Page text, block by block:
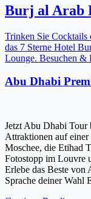
Burj al Arab
Trinken Sie Cocktails
das 7 Sterne Hotel
Lounge. Besuchen &
Abu Dhabi
Jetzt Abu Dhabi Tour
Attraktionen auf einer
Moschee, die Etihad
Fotostopp im Louvre
Erlebe das Beste von
Sprache deiner Wahl